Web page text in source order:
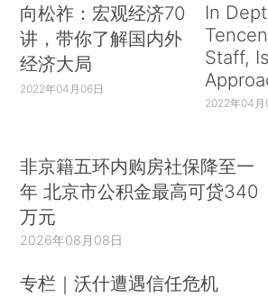
向松祚：宏观经济70
讲，带你了解国内外
经济大局
2022年04月06日
In
Staff,
2022年04月
非京籍五环内购房社保降至一
年 北京市公积金最高可贷340
万元
2026年08月08日
专栏｜沃什遭遇信任危机